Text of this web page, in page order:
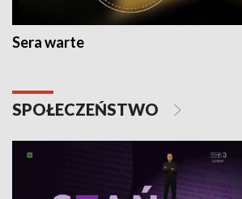
Sera warte
SPOŁECZEŃSTWO